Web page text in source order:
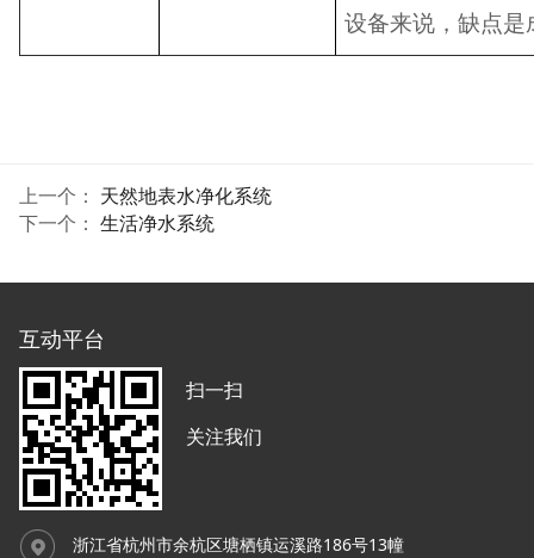
设备来说，缺点是
上一个： 天然地表水净化系统
下一个： 生活净水系统
互动平台
扫一扫
关注我们
浙江省杭州市余杭区塘栖镇运溪路186号13幢